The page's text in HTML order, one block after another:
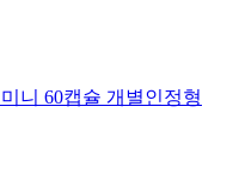
니 60캡슐 개별인정형